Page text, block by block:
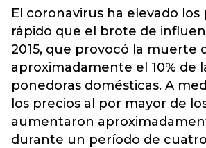
El coronavirus ha elevado los
rápido que el brote de
2015, que provocó la muerte
aproximadamente el 10% de
ponedoras domésticas. A
los precios al por mayor de
aumentaron
durante un período de